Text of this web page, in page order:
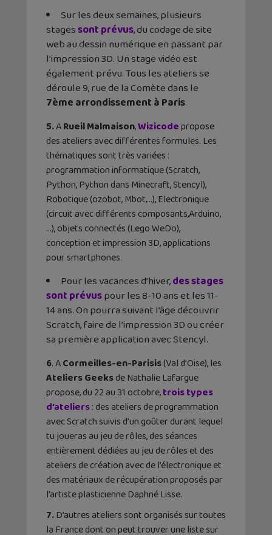
Sur les deux semaines, plusieurs
stagessont prévus, du codage de site
web au dessin numérique en passant par
l’impression 3D. Un stage vidéo est
également prévu. Tous les ateliers se
déroule 9, rue de la Comète dans le
7ème arrondissement à Paris.
5.ARueil Malmaison,Wizicodepropose
des ateliers avec différentes formules. Les
thématiques sont très variées :
programmation informatique (Scratch,
Python, Python dans Minecraft, Stencyl),
Robotique (ozobot, Mbot,…), Electronique
(circuit avec différents composants,Arduino,
…), objets connectés (Lego WeDo),
conception et impression 3D, applications
pour smartphones.
Pour les vacances d’hiver,des stages
sont prévuspour les 8-10 ans et les 11-
14 ans. On pourra suivant l’âge découvrir
Scratch, faire de l’impression 3D ou créer
sa première application avec Stencyl.
6. ACormeilles-en-Parisis(Val d’Oise), les
Ateliers Geeksde Nathalie Lafargue
propose, du 22 au 31 octobre,trois types
d’ateliers: des ateliers de programmation
avec Scratch suivis d’un goûter durant lequel
tu joueras au jeu de rôles, des séances
entièrement dédiées au jeu de rôles et des
ateliers de création avec de l’électronique et
des matériaux de récupération proposés par
l’artiste plasticienne Daphné Lisse.
7.D’autres ateliers sont organisés sur toutes
la France dont on peut trouver une liste sur